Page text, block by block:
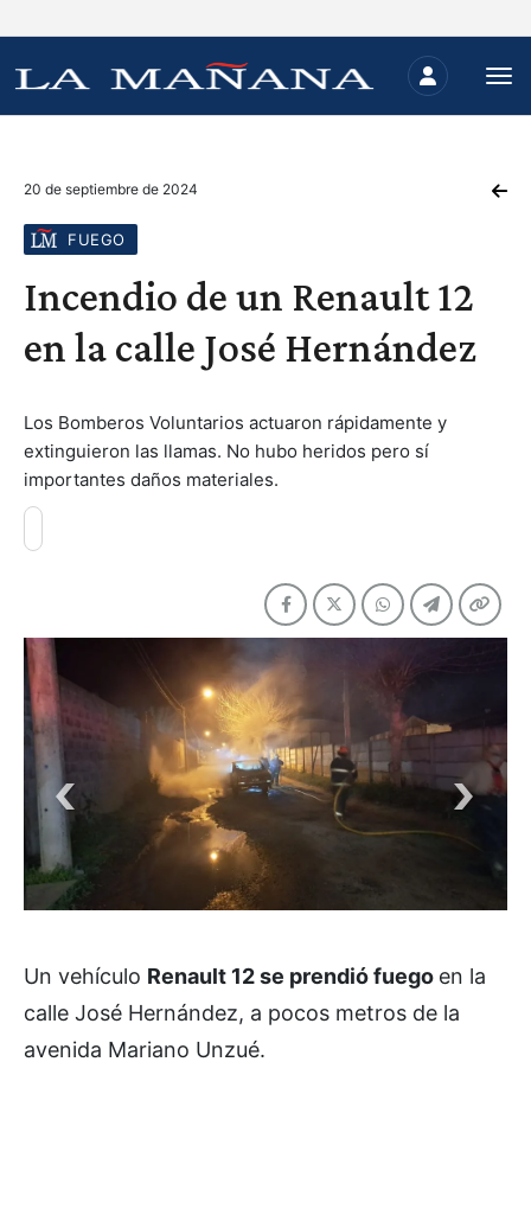
20 de septiembre de 2024
FUEGO
Incendio de un Renault 12
en la calle José Hernández
Los Bomberos Voluntarios actuaron rápidamente y
extinguieron las llamas. No hubo heridos pero sí
importantes daños materiales.
Un vehículo Renault 12 se prendió fuego en la
calle José Hernández, a pocos metros de la
avenida Mariano Unzué.